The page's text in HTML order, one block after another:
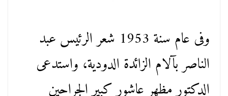
وفى عام سنة 1953 شعر الرئيس عبد
الناصر بآلام الزائدة الدودية، واستدعى
الدكتور مظهر عاشور كبير الجراحين